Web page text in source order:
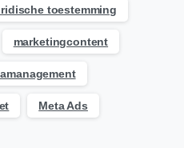
toestemming
marketingcontent
Meta Ads